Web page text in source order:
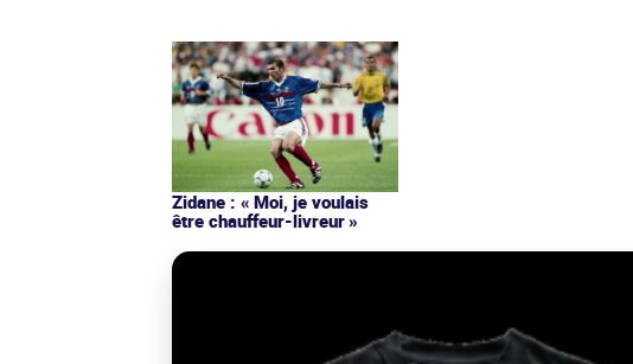
Zidane : « Moi, je voulais
être chauffeur-livreur »